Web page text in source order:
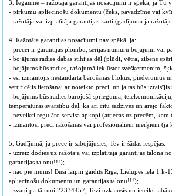
3. Iegaumē – ražotāja garantijas nosacījumi ir spēkā, ja Tu
- pirkumu apliecinošu dokumentu (čeks, pavadzīme vai
- ražotāja vai izplatītāja garantijas karti (gadījuma ja
4. Ražotāja garantijas nosacījumi nav spēkā, ja:
- precei ir garantijas plombu, sērijas numuru bojājumi vai
- bojājums radies dabas stihijas dēļ (plūdi, vētra, zibens
- bojājums būs radies, ražojumā iekļūstot svešķermenim,
- esi izmantojis nestandarta barošanas blokus,
sertificējis lietošanai ar noteikto preci, un ja tas būs izraisījis
- bojājums būs radies barojošā sprieguma,
temperatūras svārstību dēļ, kā arī citu sadzīves un ārējo
- neveiksi regulāro servisa apkopi (attiecas uz precēm, kam
- izmantosi preci ražošanas vai profesionāliem mērķiem (ja
5. Gadījumā, ja prece ir sabojājusies, Tev ir šādas iespējas:
- uzreiz dodies uz ražotāja vai izplatītāja garantijas talonā
garantijas talonu!!!);
- nāc pie mums! Būsi laipni gaidīts Rīgā, Lielupes iela 1
apliecinošu dokumentu un garantijas talonu!!!);
- zvani pa tālruni 22334457, Tevi uzklausīs un ieteiks